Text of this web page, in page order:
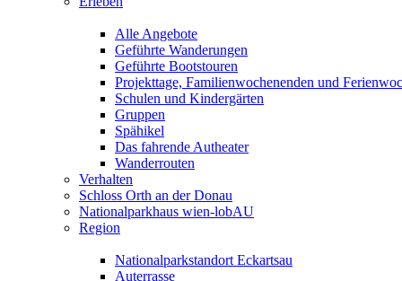
Alle Angebote
Geführte Wanderungen
Geführte Bootstouren
Projekttage, Familienwochenenden und
Schulen und Kindergärten
Gruppen
Spähikel
Das fahrende Autheater
Wanderrouten
Verhalten
Schloss Orth an der Donau
Nationalparkhaus wien-lobAU
Region
Nationalparkstandort Eckartsau
Auterrasse